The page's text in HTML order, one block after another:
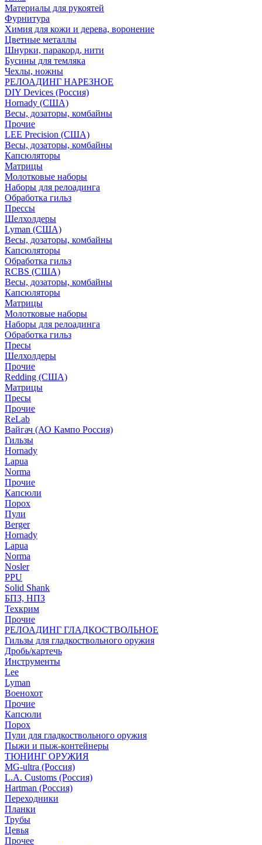
Материалы для рукоятей
Фурнитура
Химия для кожи и дерева, воронение
Цветные металлы
Шнурки, паракорд, нити
Бусины для темляка
Чехлы, ножны
РЕЛОАДИНГ НАРЕЗНОЕ
DIY Devices (Россия)
Hornady (США)
Весы, дозаторы, комбайны
Прочие
LEE Precision (США)
Весы, дозаторы, комбайны
Капсюляторы
Матрицы
Молотковые наборы
Наборы для релоадинга
Обработка гильз
Преcсы
Шелхолдеры
Lyman (США)
Весы, дозаторы, комбайны
Капсюляторы
Обработка гильз
RCBS (США)
Весы, дозаторы, комбайны
Капсюляторы
Матрицы
Молотковые наборы
Наборы для релоадинга
Обработка гильз
Пресы
Шелхолдеры
Прочие
Redding (США)
Матрицы
Пресы
Прочие
ReLab
Вайгач (АО Кампо Россия)
Гильзы
Hornady
Lapua
Norma
Прочие
Капсюли
Порох
Пули
Berger
Hornady
Lapua
Norma
Nosler
PPU
Solid Shank
БПЗ, НПЗ
Техкрим
Прочие
РЕЛОАДИНГ ГЛАДКОСТВОЛЬНОЕ
Гильзы для гладкоствольного оружия
Дробь/картечь
Инструменты
Lee
Lyman
Военохот
Прочие
Капсюли
Порох
Пули для гладкоствольного оружия
Пыжи и пыж-контейнеры
ТЮНИНГ ОРУЖИЯ
MG-ultra (Россия)
L.A. Customs (Россия)
Hartman (Россия)
Переходники
Планки
Трубы
Цевья
Прочее